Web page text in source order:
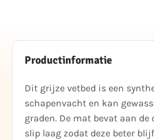
Productinformatie
Dit grijze vetbed is een
schapenvacht en kan
graden. De mat bevat aan
slip laag zodat deze beter